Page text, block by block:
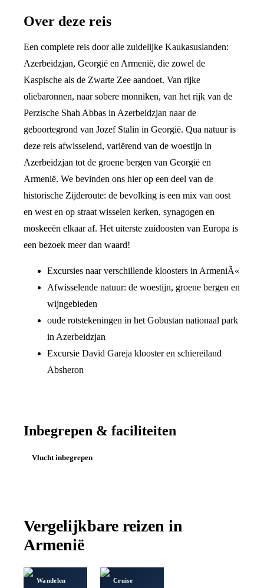
Over deze reis
Een complete reis door alle zuidelijke Kaukasuslanden:
Azerbeidzjan, Georgië en Armenië, die zowel de
Kaspische als de Zwarte Zee aandoet. Van rijke
oliebaronnen, naar sobere monniken, van het rijk van de
Perzische Shah Abbas in Azerbeidzjan naar de
geboortegrond van Jozef Stalin in Georgië. Qua natuur is
deze reis afwisselend, variërend van de woestijn in
Azerbeidzjan tot de groene bergen van Georgië en
Armenië. We bevinden ons hier op een deel van de
historische Zijderoute: de bevolking is een mix van oost
en west en op straat wisselen kerken, synagogen en
moskeeën elkaar af. Het uiterste zuidoosten van Europa is
een bezoek meer dan waard!
Excursies naar verschillende kloosters in ArmeniÃ«
Afwisselende natuur: de woestijn, groene bergen en
wijngebieden
oude rotstekeningen in het Gobustan nationaal park
in Azerbeidzjan
Excursie David Gareja klooster en schiereiland
Absheron
Inbegrepen & faciliteiten
Vlucht inbegrepen
Vergelijkbare reizen in
Armenië
Wandelen Cruise